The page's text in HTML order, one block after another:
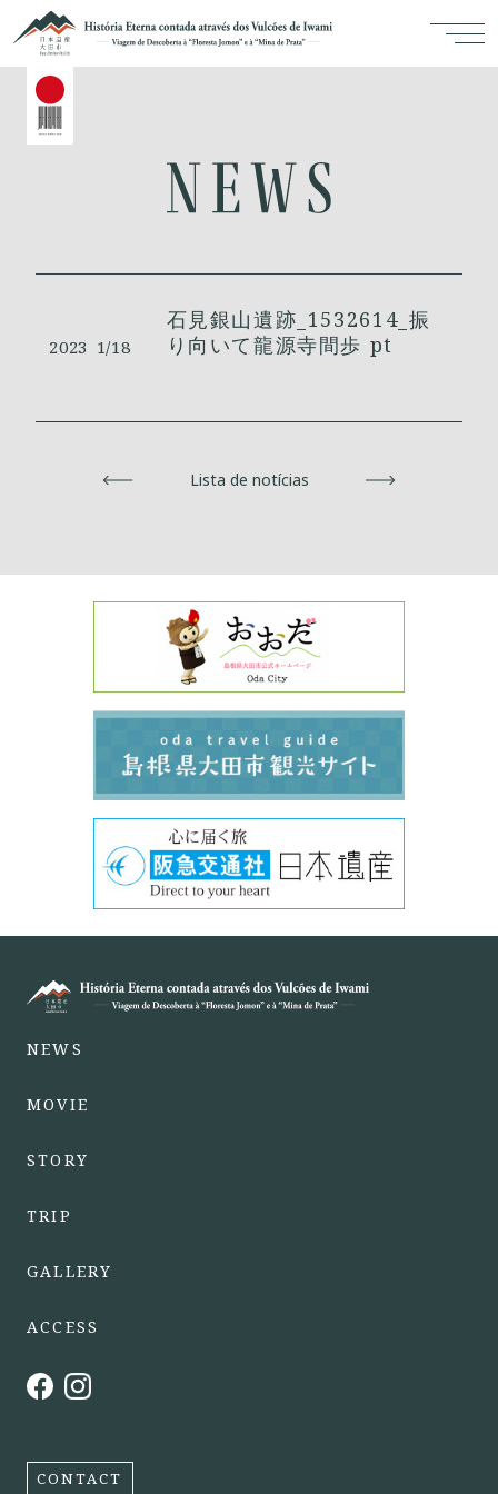
2023 1/18
石見銀山遺跡_1532614_振
り向いて龍源寺間歩 pt
Lista de notícias
NEWS
MOVIE
STORY
TRIP
GALLERY
ACCESS
CONTACT